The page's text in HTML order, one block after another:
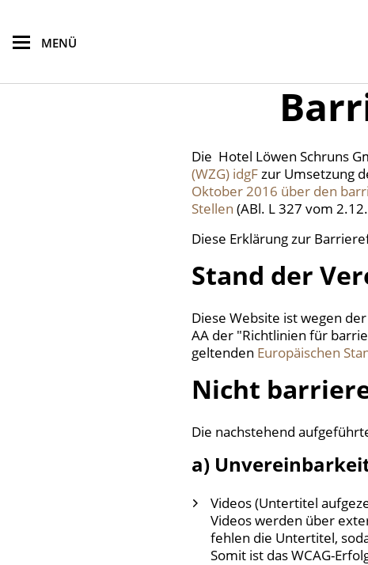
MENÜ
Die Hotel Löwen Schruns
(WZG) idgFzur Umsetzung
Oktober 2016 über den
Stellen (ABl. L 327 vom
Diese Erklärung zur
Stand der
Diese Website ist wegen
AA der "Richtlinien für
geltenden Europäischen
Nicht
Die nachstehend
a)
Videos (Untertitel
Videos werden über
fehlen die Untertitel,
Somit ist das WCAG-